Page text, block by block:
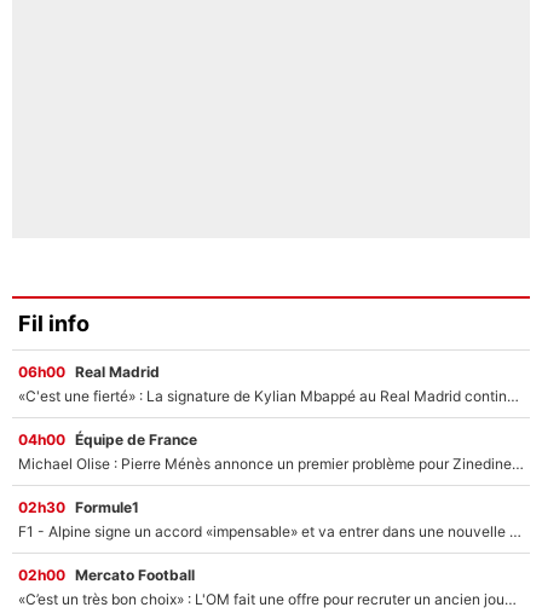
Fil info
06h00 Real Madrid
«C'est une fierté» : La signature de Kylian Mbappé au Real Madrid continue de régaler l'Espagne
04h00 Équipe de France
Michael Olise : Pierre Ménès annonce un premier problème pour Zinedine Zidane en équipe de France
02h30 Formule1
F1 - Alpine signe un accord «impensable» et va entrer dans une nouvelle dimension : Grande nouvelle pour Pierre Gasly !
02h00 Mercato Football
«C’est un très bon choix» : L'OM fait une offre pour recruter un ancien joueur du PSG... et c'est validé dans l'After Foot !